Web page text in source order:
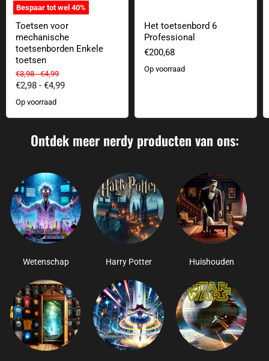
Bespaar tot wel 40%
Toetsen voor
mechanische
toetsenborden Enkele
toetsen
Oorspronkelijke prijs
€3,98-Oorspronkelijke prijs
€4,99
€2,98 - €4,99
Op voorraad
Het toetsenbord 6
Professional
€200,68
Op voorraad
Ontdek meer nerdy producten van ons:
Wetenschap Harry Potter Huishouden